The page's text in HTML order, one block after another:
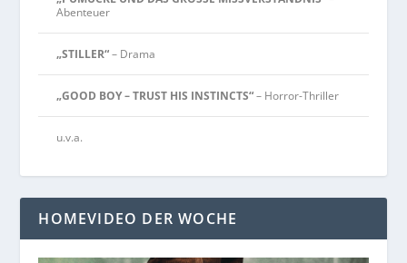
Abenteuer
„STILLER“– Drama
„GOOD BOY – TRUST HIS INSTINCTS“– Horror-Thriller
u.v.a.
HOMEVIDEO DER WOCHE